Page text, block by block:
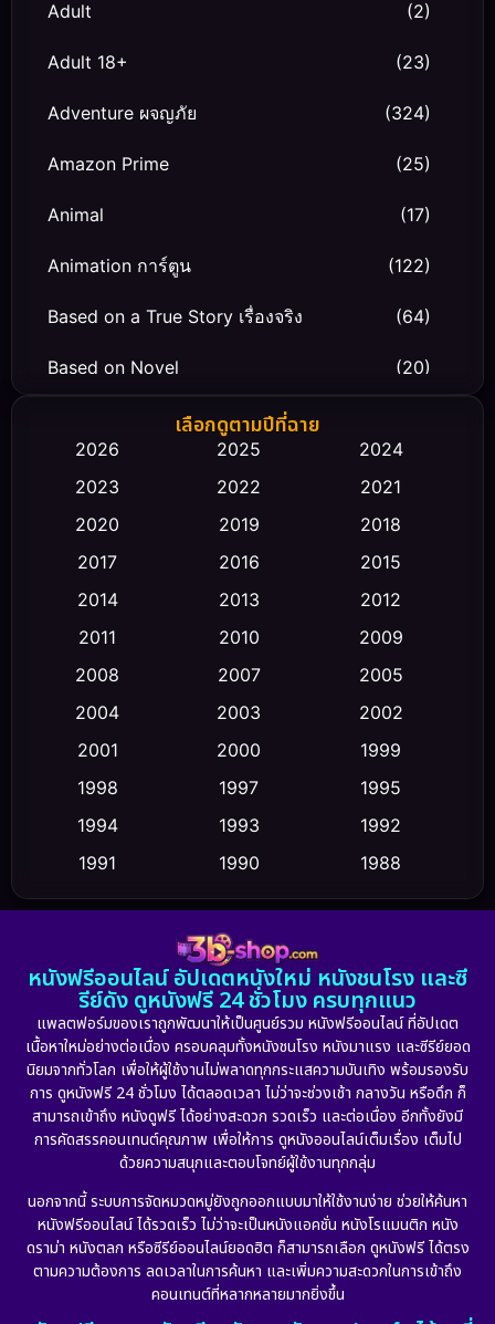
Adult (2)
Adult 18+ (23)
Adventure ผจญภัย (324)
Amazon Prime (25)
Animal (17)
Animation การ์ตูน (122)
Based on a True Story เรื่องจริง (64)
Based on Novel (20)
Biography ชีวิตจริง
Classic หนังคลาสสิก (23)
Comedy ตลก (479)
Conspiracy
Crime อาชญากรรม (359)
Culture (23)
Dance เต้น
Detective สืบสวน (5)
Detective สืบสวน (56)
Disaster (11)
Disney+ (24)
Drama ดราม่า (914)
Dystopian (17)
เลือกดูตามปีที่ฉาย
2026 2025
2024
2023
2022
2021
2020
2019
2018
2017
2016
2015
2014
2013
2012
2011
2010
2009
2008
2007
2005
2004
2003
2002
2001
2000
1999
1998
1997
1995
1994
1993
1992
1991
1990
1988
1986
1985
1983
1981
1974
1971 1962
หนังฟรีออนไลน์ อัปเดตหนังใหม่ หนังชนโรง และซี
รีย์ดัง ดูหนังฟรี 24 ชั่วโมง ครบทุกแนว
แพลตฟอร์มของเราถูกพัฒนาให้เป็นศูนย์รวม หนังฟรีออนไลน์ ที่อัปเดต
เนื้อหาใหม่อย่างต่อเนื่อง ครอบคลุมทั้งหนังชนโรง หนังมาแรง และซีรีย์ยอด
นิยมจากทั่วโลก เพื่อให้ผู้ใช้งานไม่พลาดทุกกระแสความบันเทิง พร้อมรองรับ
การ ดูหนังฟรี 24 ชั่วโมง ได้ตลอดเวลา ไม่ว่าจะช่วงเช้า กลางวัน หรือดึก ก็
สามารถเข้าถึง หนังดูฟรี ได้อย่างสะดวก รวดเร็ว และต่อเนื่อง อีกทั้งยังมี
การคัดสรรคอนเทนต์คุณภาพ เพื่อให้การ ดูหนังออนไลน์เต็มเรื่อง เต็มไป
ด้วยความสนุกและตอบโจทย์ผู้ใช้งานทุกกลุ่ม
นอกจากนี้ ระบบการจัดหมวดหมู่ยังถูกออกแบบมาให้ใช้งานง่าย ช่วยให้ค้นหา
หนังฟรีออนไลน์ ได้รวดเร็ว ไม่ว่าจะเป็นหนังแอคชั่น หนังโรแมนติก หนัง
ดราม่า หนังตลก หรือซีรีย์ออนไลน์ยอดฮิต ก็สามารถเลือก ดูหนังฟรี ได้ตรง
ตามความต้องการ ลดเวลาในการค้นหา และเพิ่มความสะดวกในการเข้าถึง
คอนเทนต์ที่หลากหลายมากยิ่งขึ้น